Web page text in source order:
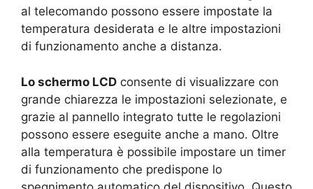
al telecomando possono essere impostate la
temperatura desiderata e le altre impostazioni
di funzionamento anche a distanza.
Lo schermo LCD consente di visualizzare con
grande chiarezza le impostazioni selezionate, e
grazie al pannello integrato tutte le regolazioni
possono essere eseguite anche a mano. Oltre
alla temperatura è possibile impostare un timer
di funzionamento che predispone lo